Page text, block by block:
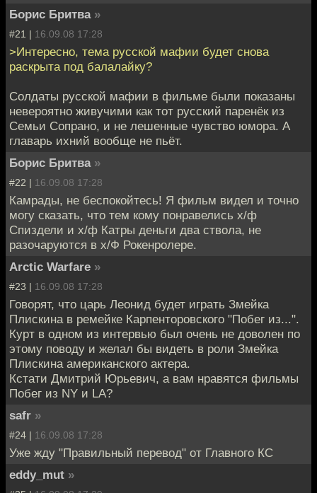
Борис Бритва »
#21 | 16.09.08 17:28
>Интересно, тема русской мафии будет снова
раскрыта под балалайку?
Солдаты русской мафии в фильме были показаны
невероятно живучими как тот русский паренёк из
Семьи Сопрано, и не лешенные чувство юмора. А
главарь ихний вообще не пьёт.
Борис Бритва »
#22 | 16.09.08 17:28
Камрады, не беспокойтесь! Я фильм видел и точно
могу сказать, что тем кому понравелись х/ф
Спиздели и х/ф Катры деньги два ствола, не
разочаруются в х/Ф Рокенролере.
Arctic Warfare »
#23 | 16.09.08 17:28
Говорят, что царь Леонид будет играть Змейка
Плискина в ремейке Карпенторовского "Побег из...".
Курт в одном из интервью был очень не доволен по
этому поводу и желал бы видеть в роли Змейка
Плискина американского актера.
Кстати Дмитрий Юрьевич, а вам нравятся фильмы
Побег из NY и LA?
safr »
#24 | 16.09.08 17:28
Уже жду "Правильный перевод" от Главного КС
eddy_mut »